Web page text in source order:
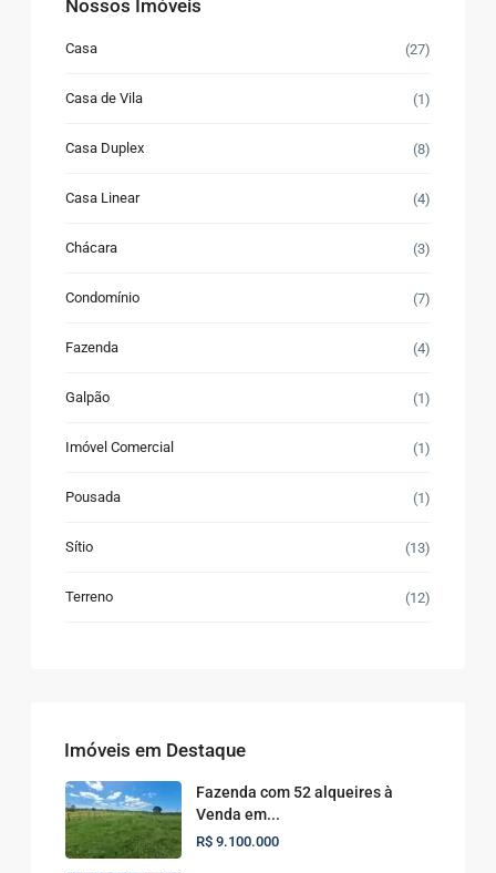
Nossos Imóveis
Casa (27)
Casa de Vila (1)
Casa Duplex (8)
Casa Linear (4)
Chácara (3)
Condomínio (7)
Fazenda (4)
Galpão (1)
Imóvel Comercial (1)
Pousada (1)
Sítio (13)
Terreno (12)
Imóveis em Destaque
Fazenda com 52 alqueires à
Venda em...
R$ 9.100.000